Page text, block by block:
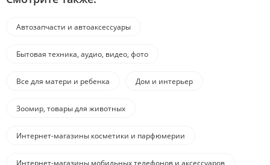
Автозапчасти и автоаксессуары
Бытовая техника, аудио, видео, фото
Все для матери и ребенка Дом и интерьер
Зоомир, товары для животных
Интернет-магазины косметики и парфюмерии